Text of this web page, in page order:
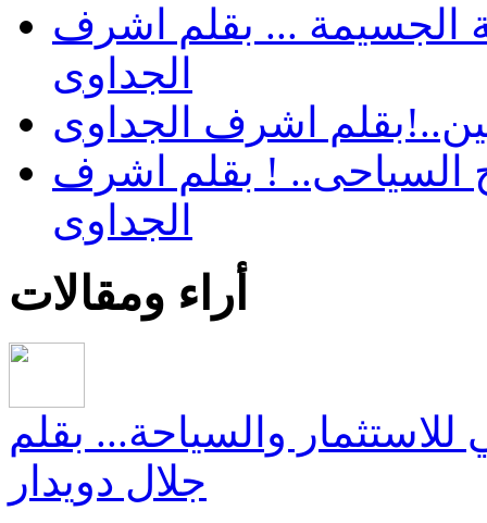
الجسيمة ... بقلم اشرف
الجداوى
اشرف الجداوى
السياحى.. ! بقلم اشرف
الجداوى
أراء ومقالات
‬والسياحة... بقلم
جلال دويدار